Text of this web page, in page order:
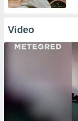
Video